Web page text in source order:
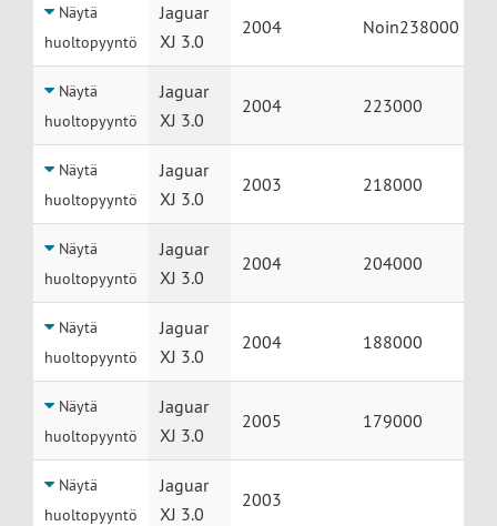
Näytä
huoltopyyntö
Jaguar
XJ 3.0
2004 Noin238000
Näytä
huoltopyyntö
Jaguar
XJ 3.0
2004 223000
Näytä
huoltopyyntö
Jaguar
XJ 3.0
2003 218000
Näytä
huoltopyyntö
Jaguar
XJ 3.0
2004 204000
Näytä
huoltopyyntö
Jaguar
XJ 3.0
2004 188000
Näytä
huoltopyyntö
Jaguar
XJ 3.0
2005 179000
Näytä
huoltopyyntö
Jaguar
XJ 3.0
2003